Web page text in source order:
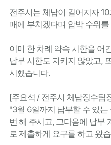
전주시는 체납이 길어지자
매에 부치겠다며 압박 수위
이미 한 차례 약속 시한을 어
납부 시한도 지키지 않았고,
시했습니다.
[주요석 / 전주시 체납징수팀
"3월 6일까지 납부할 수 있는
번 해 주시고, 그다음에 납부
로 제출하게 요구를 하고 왔